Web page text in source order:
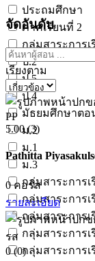
ประถมศึกษา
ภาคเรียนที่ 2
กลุ่มสาระการเ
ป.2
ป.5
ป.4
มัธยมศึกษาตอ
ม.2
ม.1
ม.3
กลุ่มสาระการเ
กลุ่มสาระการ
กลุ่มสาระการ
กลุ่มสาระการ
กลุ่มสาระการเ
จัดอันดับ
เรียงตาม
PP
5.00 (3)
Pathitta
0 คอร์ส
รายละเอียด
รส
0 (0)